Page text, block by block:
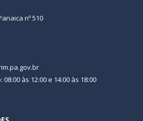
nº 510
às 12:00 e 14:00 às 18:00